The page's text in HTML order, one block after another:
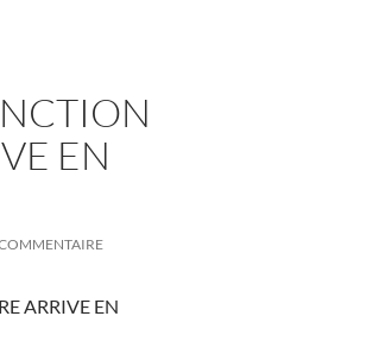
EN
ARRIVE EN